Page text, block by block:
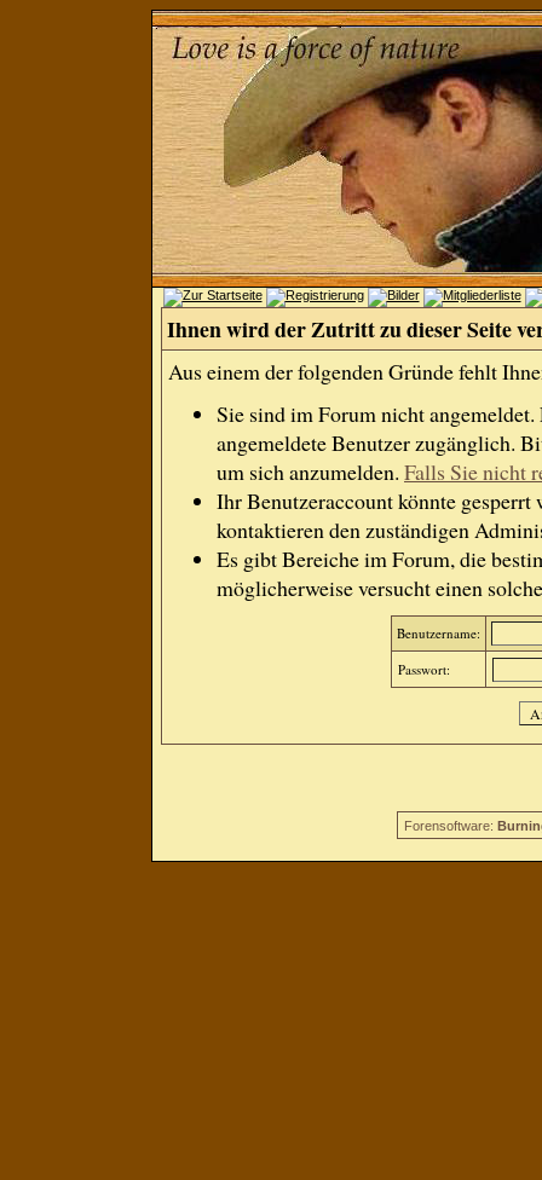
Ihnen wird der Zutritt zu dieser Seite
Aus einem der folgenden Gründe fehlt
Sie sind im Forum nicht
angemeldete Benutzer zugänglich.
um sich anzumelden. Falls Sie nicht
Ihr Benutzeraccount könnte gesperrt
kontaktieren den zuständigen
Es gibt Bereiche im Forum, die
möglicherweise versucht einen
Benutzername:
Passwort:
Forensoftware: